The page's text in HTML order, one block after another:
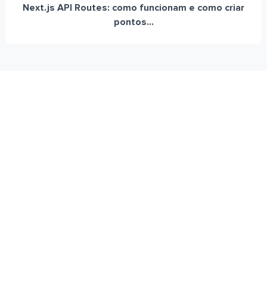
Next.js API Routes: como funcionam e como criar
pontos...